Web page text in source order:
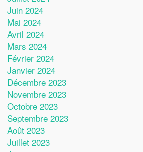
Juin 2024
Mai 2024
Avril 2024
Mars 2024
Février 2024
Janvier 2024
Décembre 2023
Novembre 2023
Octobre 2023
Septembre 2023
Août 2023
Juillet 2023